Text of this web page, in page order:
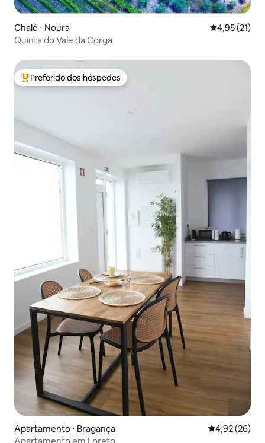
Chalé ⋅ Noura 4,95 de uma
4,95 (21)
Quinta do Vale da Corga
Entre os melhores preferidos dos hóspedes
Preferido dos hóspedes
Apartamento ⋅ Bragança 4,92 de uma
4,92 (26)